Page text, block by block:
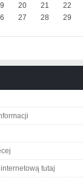
20 21 22
27 28 29
tutaj